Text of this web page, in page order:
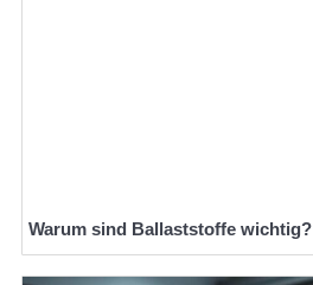
Warum sind Ballaststoffe wichtig?